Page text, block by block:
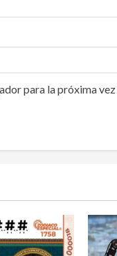
para la próxima